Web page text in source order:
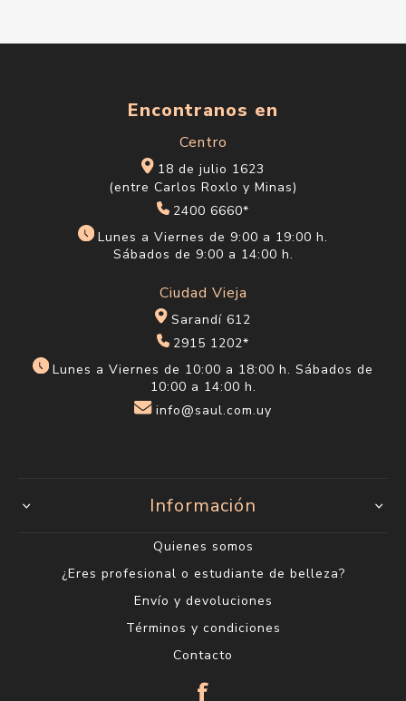
Encontranos en
Centro
18 de julio 1623
(entre Carlos Roxlo y Minas)
2400 6660*
Lunes a Viernes de 9:00 a 19:00 h.
Sábados de 9:00 a 14:00 h.
Ciudad Vieja
Sarandí 612
2915 1202*
Lunes a Viernes de 10:00 a 18:00 h. Sábados de
10:00 a 14:00 h.
info@saul.com.uy
Información
Quienes somos
¿Eres profesional o estudiante de belleza?
Envío y devoluciones
Términos y condiciones
Contacto